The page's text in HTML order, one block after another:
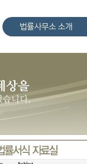
법률사무소 소개